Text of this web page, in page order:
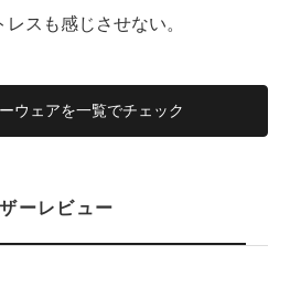
スも感じさせない。
ウェアを一覧でチェック
ーレビュー